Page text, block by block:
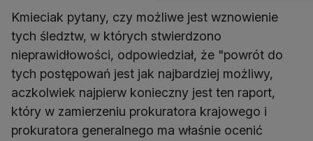
Kmieciak pytany, czy możliwe jest wznowienie
tych śledztw, w których stwierdzono
nieprawidłowości, odpowiedział, że "powrót do
tych postępowań jest jak najbardziej możliwy,
aczkolwiek najpierw konieczny jest ten raport,
który w zamierzeniu prokuratora krajowego i
prokuratora generalnego ma właśnie ocenić